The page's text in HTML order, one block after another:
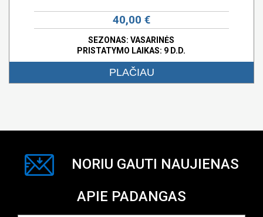
40,00 €
SEZONAS: VASARINĖS
PRISTATYMO LAIKAS: 9 D.D.
PLAČIAU
NORIU GAUTI NAUJIENAS
APIE PADANGAS